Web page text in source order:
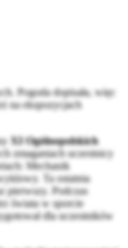
Pogoda dopisała, więc
na ekspozycjach
XI Ogólnopolskich
zmaganiach uczestnicy
Mechanik
Ta ostatnia
pierwszy. Podczas
świata w sporcie
dla uczestników